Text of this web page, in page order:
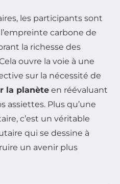
les participants sont
carbone de
la richesse des
ouvre la voie à une
sur la nécessité de
la planète en réévaluant
assiettes. Plus qu’une
c’est un véritable
qui se dessine à
un avenir plus